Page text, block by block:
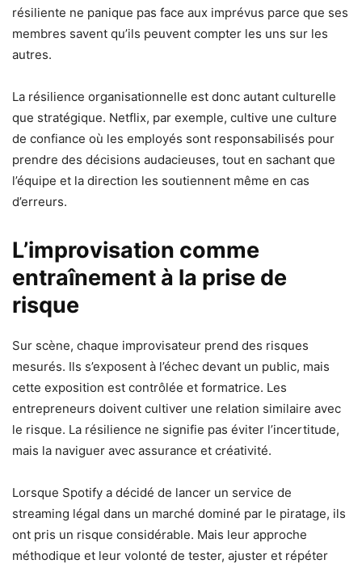
résiliente ne panique pas face aux imprévus parce que ses
membres savent qu’ils peuvent compter les uns sur les
autres.
La résilience organisationnelle est donc autant culturelle
que stratégique. Netflix, par exemple, cultive une culture
de confiance où les employés sont responsabilisés pour
prendre des décisions audacieuses, tout en sachant que
l’équipe et la direction les soutiennent même en cas
d’erreurs.
L’improvisation comme
entraînement à la prise de
risque
Sur scène, chaque improvisateur prend des risques
mesurés. Ils s’exposent à l’échec devant un public, mais
cette exposition est contrôlée et formatrice. Les
entrepreneurs doivent cultiver une relation similaire avec
le risque. La résilience ne signifie pas éviter l’incertitude,
mais la naviguer avec assurance et créativité.
Lorsque Spotify a décidé de lancer un service de
streaming légal dans un marché dominé par le piratage, ils
ont pris un risque considérable. Mais leur approche
méthodique et leur volonté de tester, ajuster et répéter